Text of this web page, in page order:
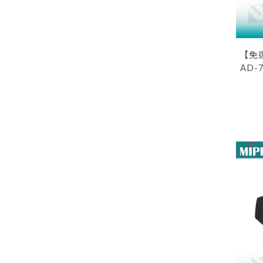
【
AD-